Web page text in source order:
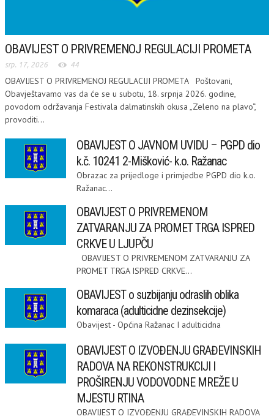
OBAVIJEST O PRIVREMENOJ REGULACIJI PROMETA
srp. 17, 2026 44
OBAVIJEST O PRIVREMENOJ REGULACIJI PROMETA Poštovani,
Obavještavamo vas da će se u subotu, 18. srpnja 2026. godine,
povodom održavanja Festivala dalmatinskih okusa „Zeleno na plavo“,
provoditi...
OBAVIJEST O JAVNOM UVIDU – PGPD dio
k.č. 10241 2-Mišković- k.o. Ražanac
Obrazac za prijedloge i primjedbe PGPD dio k.o.
Ražanac...
OBAVIJEST O PRIVREMENOM
ZATVARANJU ZA PROMET TRGA ISPRED
CRKVE U LJUPČU
OBAVIJEST O PRIVREMENOM ZATVARANJU ZA
PROMET TRGA ISPRED CRKVE...
OBAVIJEST o suzbijanju odraslih oblika
komaraca (adulticidne dezinsekcije)
Obavijest - Općina Ražanac I adulticidna
OBAVIJEST O IZVOĐENJU GRAĐEVINSKIH
RADOVA NA REKONSTRUKCIJI I
PROŠIRENJU VODOVODNE MREŽE U
MJESTU RTINA
OBAVIJEST O IZVOĐENJU GRAĐEVINSKIH RADOVA